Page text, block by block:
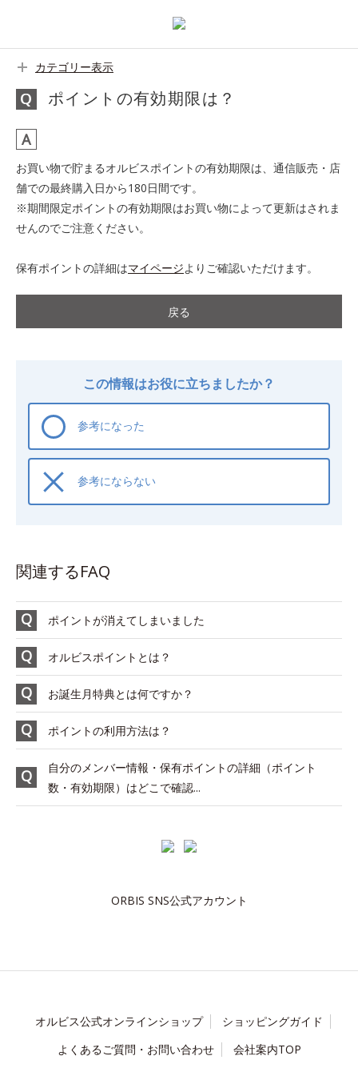
カテゴリー表示
ポイントの有効期限は？
お買い物で貯まるオルビスポイントの有効期限は、通信販売・店
舗での最終購入日から180日間です。
※期間限定ポイントの有効期限はお買い物によって更新はされま
せんのでご注意ください。
保有ポイントの詳細はマイページよりご確認いただけます。
戻る
この情報はお役に立ちましたか？
参考になった
参考にならない
関連するFAQ
ポイントが消えてしまいました
オルビスポイントとは？
お誕生月特典とは何ですか？
ポイントの利用方法は？
自分のメンバー情報・保有ポイントの詳細（ポイント
数・有効期限）はどこで確認...
ORBIS SNS公式アカウント
オルビス公式オンラインショップ
ショッピングガイド
よくあるご質問・お問い合わせ
会社案内TOP